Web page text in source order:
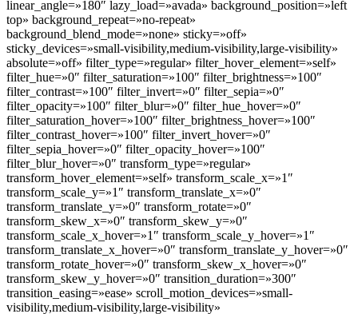
linear_angle=»180″ lazy_load=»avada» background_position=»left
top» background_repeat=»no-repeat»
background_blend_mode=»none» sticky=»off»
sticky_devices=»small-visibility,medium-visibility,large-visibility»
absolute=»off» filter_type=»regular» filter_hover_element=»self»
filter_hue=»0″ filter_saturation=»100″ filter_brightness=»100″
filter_contrast=»100″ filter_invert=»0″ filter_sepia=»0″
filter_opacity=»100″ filter_blur=»0″ filter_hue_hover=»0″
filter_saturation_hover=»100″ filter_brightness_hover=»100″
filter_contrast_hover=»100″ filter_invert_hover=»0″
filter_sepia_hover=»0″ filter_opacity_hover=»100″
filter_blur_hover=»0″ transform_type=»regular»
transform_hover_element=»self» transform_scale_x=»1″
transform_scale_y=»1″ transform_translate_x=»0″
transform_translate_y=»0″ transform_rotate=»0″
transform_skew_x=»0″ transform_skew_y=»0″
transform_scale_x_hover=»1″ transform_scale_y_hover=»1″
transform_translate_x_hover=»0″ transform_translate_y_hover=»0″
transform_rotate_hover=»0″ transform_skew_x_hover=»0″
transform_skew_y_hover=»0″ transition_duration=»300″
transition_easing=»ease» scroll_motion_devices=»small-
visibility,medium-visibility,large-visibility»